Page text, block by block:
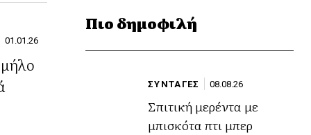
01.01.26
Πιο δημοφιλή
ΣΥΝΤΑΓΕΣ 08.08.26
Σπιτική μερέντα με
μπισκότα πτι μπερ